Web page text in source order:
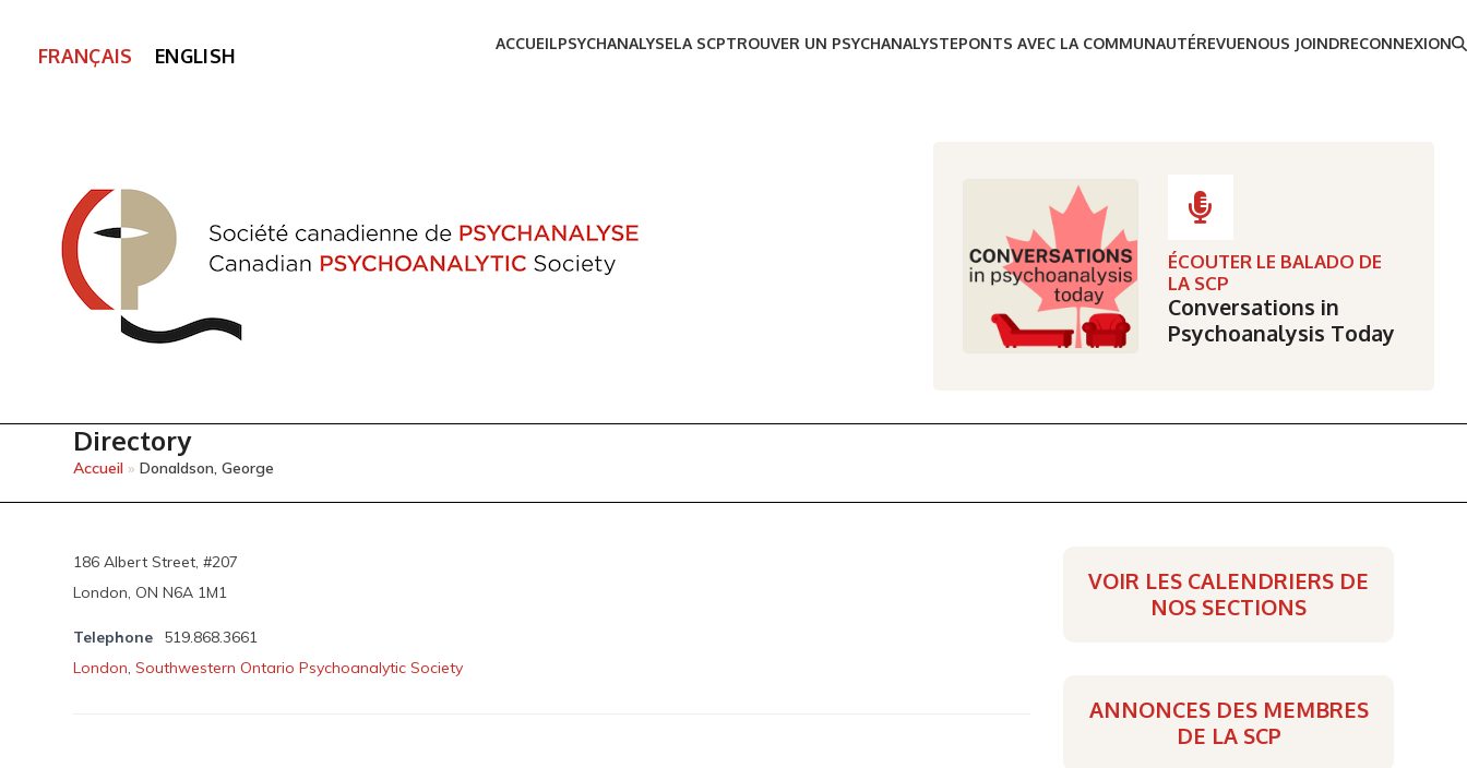
ACCUEILPSYCHANALYSELA SCPTROUVER UN PSYCHANALYSTEPONTS AVEC LA COMMUNAUTÉREVUENOUS JOINDRECONNEXION
FRANÇAIS ENGLISH
ÉCOUTER LE BALADO DE
LA SCP
Conversations in
Psychoanalysis Today
Directory
Accueil »Donaldson, George
186 Albert Street, #207
London, ON N6A 1M1
Telephone
519.868.3661
London,Southwestern Ontario Psychoanalytic Society
VOIR LES CALENDRIERS DE
NOS SECTIONS
ANNONCES DES MEMBRES
DE LA SCP